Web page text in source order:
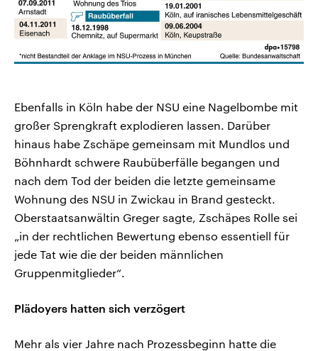
Ebenfalls in Köln habe der NSU eine Nagelbombe mit
großer Sprengkraft explodieren lassen. Darüber
hinaus habe Zschäpe gemeinsam mit Mundlos und
Böhnhardt schwere Raubüberfälle begangen und
nach dem Tod der beiden die letzte gemeinsame
Wohnung des NSU in Zwickau in Brand gesteckt.
Oberstaatsanwältin Greger sagte, Zschäpes Rolle sei
„in der rechtlichen Bewertung ebenso essentiell für
jede Tat wie die der beiden männlichen
Gruppenmitglieder“.
Plädoyers hatten sich verzögert
Mehr als vier Jahre nach Prozessbeginn hatte die